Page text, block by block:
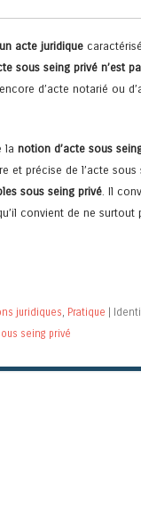
acte juridique
sous seing privé n’est
d’acte notarié ou
la notion d’acte sous
et précise de l’acte
sous seing privé. Il
convient de ne surtout
juridiques, Pratique |
seing privé